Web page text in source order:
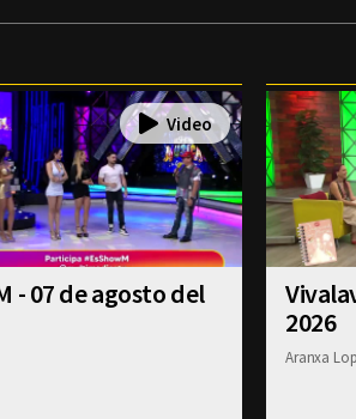
- 07 de agosto del
2026
Aranxa